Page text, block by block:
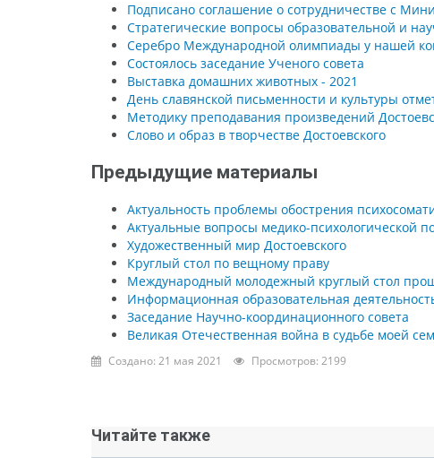
Подписано соглашение о сотрудничестве с
Стратегические вопросы образовательной и
Серебро Международной олимпиады у нашей
Состоялось заседание Ученого совета
Выставка домашних животных - 2021
День славянской письменности и культуры
Методику преподавания произведений
Слово и образ в творчестве Достоевского
Предыдущие материалы
Актуальность проблемы обострения
Актуальные вопросы медико-психологической
Художественный мир Достоевского
Круглый стол по вещному праву
Международный молодежный круглый стол
Информационная образовательная
Заседание Научно-координационного совета
Великая Отечественная война в судьбе моей
Создано: 21 мая 2021 Просмотров: 2199
Читайте также